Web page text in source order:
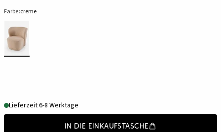
Farbe:creme
Lieferzeit 6-8 Werktage
In die Einkaufstasche